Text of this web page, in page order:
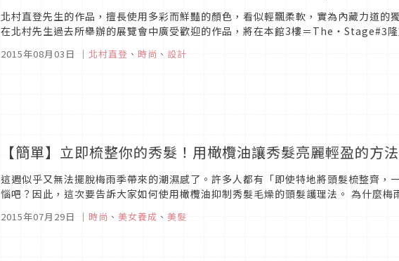
北村直登先生的作品，擅長使用多彩而鮮豔的顏色，看似輕飄柔軟，實為內藏力道的
在北村先生過去所舉辦的展覽會中廣受歡迎的作品，將在本館3樓＝The・Stage#3
2015年08月03日 ｜ 北村直登 、 時尚 、 設計
【簡單】立即梳整你的秀髮！用橄欖油讓秀髮亮麗輕盈的方法
這週似乎又無法擺脫梅雨季帶來的潮濕感了。許多人都有「即使特地將頭髮梳整齊，
惱吧？因此，這次要告訴大家如何使用橄欖油抑制秀髮毛燥的頭髮護理法。 為什麼梅
2015年07月29日 ｜ 時尚 、 美女養成 、 美髮